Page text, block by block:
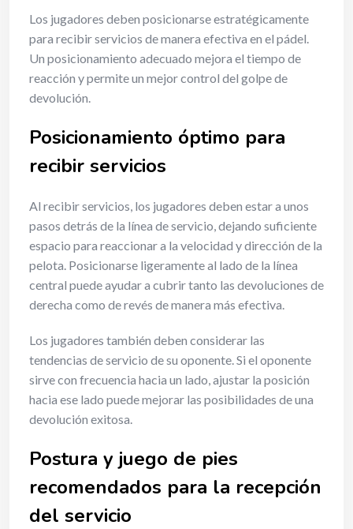
Los jugadores deben posicionarse estratégicamente
para recibir servicios de manera efectiva en el pádel.
Un posicionamiento adecuado mejora el tiempo de
reacción y permite un mejor control del golpe de
devolución.
Posicionamiento óptimo para
recibir servicios
Al recibir servicios, los jugadores deben estar a unos
pasos detrás de la línea de servicio, dejando suficiente
espacio para reaccionar a la velocidad y dirección de la
pelota. Posicionarse ligeramente al lado de la línea
central puede ayudar a cubrir tanto las devoluciones de
derecha como de revés de manera más efectiva.
Los jugadores también deben considerar las
tendencias de servicio de su oponente. Si el oponente
sirve con frecuencia hacia un lado, ajustar la posición
hacia ese lado puede mejorar las posibilidades de una
devolución exitosa.
Postura y juego de pies
recomendados para la recepción
del servicio